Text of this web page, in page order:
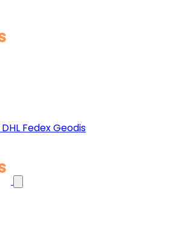
DHL FedexGeodis